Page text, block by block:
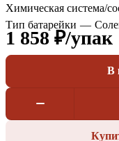
Химическая система/
Тип батарейки —
1 858 ₽/упак
В